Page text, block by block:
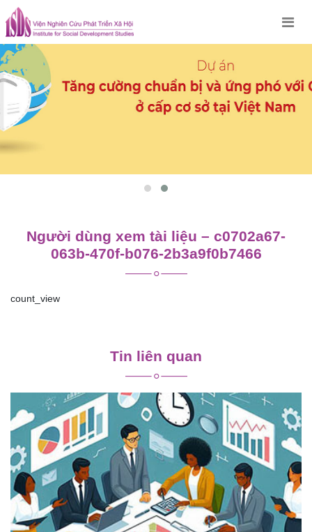
Skip
to
content
Người dùng xem tài liệu – c0702a67-
063b-470f-b076-2b3a9f0b7466
count_view
viết
Tin liên quan